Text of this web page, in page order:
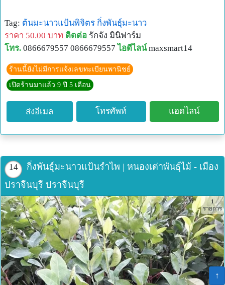
ข้าวหอมประทุม พันธ์ข้าวหอมประทุม ข้าวอินทรีย์
ข้าวเหนียว กข ต้นเตี้ย พันธุ์ข้าว กข ต้นเตี้ย ข้าวปลอดสารพิษ
สินค้าอื่นๆ สอบถามกันมาได้เลย
การสั่งสินค้านั้น เนื่องจากเป็นสินค้าเกษตรอินทรีย์ จึงมีผลผลิต
น้อย จึงไม่เพี่ยงพอต่อความต้องการของตลาด ลูกค้าท่านไหน
สนใจโทรมาสอบถามได้ที่เบอร์โทร 096-957-0384 ราคายังไม่
รวมค่าจัดส่ง
Tag: ต้นมะนาวแป้นพิจิตร กิ่งพันธุ์มะนาว
ราคา 50.00 บาท ติดต่อ รักจัง มินิฟาร์ม
โทร. 0866679557 0866679557 ไอดีไลน์ maxsmart14
ร้านนี้ยังไม่มีการแจ้งเลขทะเบียนพานิชย์
เปิดร้านมาแล้ว 9 ปี 5 เดือน
ส่งอีเมล โทรศัพท์ แอดไลน์
14
กิ่งพันธุ์มะนาวแป้นรำไพ | หนองเต่าพันธ์ุไม้ - เมือง
ปราจีนบุรี ปราจีนบุรี
1
รายการ
↑